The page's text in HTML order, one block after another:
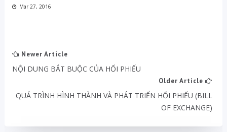
Mar 27, 2016
Newer Article
NỘI DUNG BẮT BUỘC CỦA HỐI PHIẾU
Older Article
QUÁ TRÌNH HÌNH THÀNH VÀ PHÁT TRIỂN HỐI PHIẾU (BILL
OF EXCHANGE)